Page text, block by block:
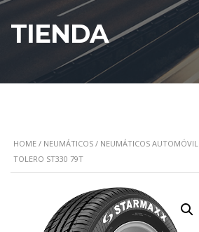
TIENDA
HOME / NEUMÁTICOS / NEUMÁTICOS AUTOMÓVIL
TOLERO ST330 79T